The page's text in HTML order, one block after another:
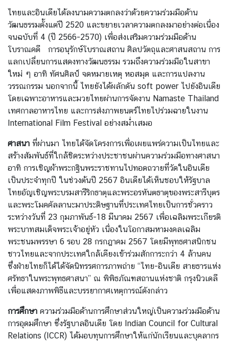
น
เ
อ
ก
อั
ค
ร
ร
า
ช
ทู
ต
ข่
า
ว
ส
า
ร
/
กิ
จ
ก
ร
ร
ม
ไทยและอินเดียได้ลงนามความตกลงว่าด้วยความร่วมมือด้าน
วัฒนธรรมตั้งแต่ปี 2520 และขยายเวลาความตกลงมาอย่างต่อเนื่อง
จนฉบับที่ 4 (ปี 2566-2570) เพื่อส่งเสริมความร่วมมือด้าน
โบราณคดี การอนุรักษ์โบราณสถาน ศิลปวัตถุและศาสนสถาน การ
แลกเปลี่ยนการแสดงทางวัฒนธรรม รวมถึงความร่วมมือในสาขา
ใหม่ ๆ อาทิ ทัศนศิลป์ จดหมายเหตุ หอสมุด และการแปลงาน
วรรณกรรม นอกจากนี้ ไทยยังได้ผลักดัน soft power ไปยังอินเดีย
โดยเฉพาะอาหารและมวยไทยผ่านการจัดงาน Namaste Thailand
เทศกาลอาหารไทย และการส่งภาพยนตร์ไทยไปร่วมฉายในงาน
International Film Festival อย่างสม่ำเสมอ
ศาสนา ที่ผ่านมา ไทยได้จัดโครงการเพื่อเผยแพร่ความเป็นไทยและ
สร้างสัมพันธ์ที่ใกล้ชิดระหว่างประชาชนผ่านความร่วมมือทางศาสนา
อาทิ การเชิญผ้าพระกฐินพระราชทานไปทอดถวายที่วัดในอินเดีย
เป็นประจำทุกปี ในช่วงต้นปี 2567 อินเดียได้เห็นชอบให้รัฐบาล
ไทยอัญเชิญพระบรมสารีริกธาตุและพระอรหันตธาตุของพระสารีบุตร
และพระโมคคัลลานะมาประดิษฐานที่ประเทศไทยเป็นการชั่วคราว
ระหว่างวันที่ 23 กุมภาพันธ์-18 มีนาคม 2567 เพื่อเฉลิมพระเกียรติ
พระบาทสมเด็จพระเจ้าอยู่หัว เนื่องในโอกาสมหามงคลเฉลิม
พระชนมพรรษา 6 รอบ 28 กรกฎาคม 2567 โดยมีพุทธศาสนิกชน
ชาวไทยและจากประเทศใกล้เคียงเข้าร่วมสักการะกว่า 4 ล้านคน
ซึ่งฝ่ายไทยก็ได้ได้จัดนิทรรศการภาพถ่าย “ไทย-อินเดีย สายธารแห่ง
ศรัทธาในพระพุทธศาสนา” ณ พิพิธภัณฑสถานแห่งชาติ กรุงนิวเดลี
เพื่อแสดงภาพพิธีและบรรยากาศเหตุการณ์ดังกล่าว
การศึกษา ความร่วมมือด้านการศึกษาส่วนใหญ่เป็นความร่วมมือด้าน
การอุดมศึกษา ซึ่งรัฐบาลอินเดีย โดย Indian Council for Cultural
Relations (ICCR) ได้มอบทุนการศึกษาให้แก่นักเรียนและบุคลากร